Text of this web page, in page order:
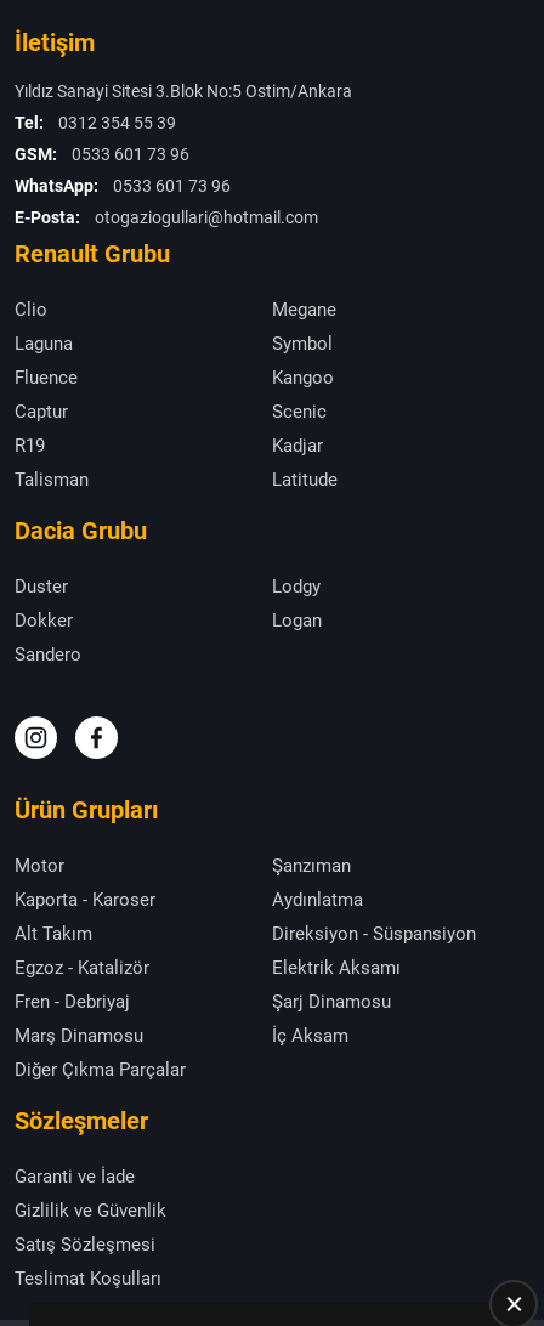
İletişim
Yıldız Sanayi Sitesi 3.Blok No:5 Ostim/Ankara
Tel:
0312 354 55 39
GSM:
0533 601 73 96
WhatsApp:
0533 601 73 96
E-Posta:
otogaziogullari@hotmail.com
Renault Grubu
Clio
Megane
Laguna
Symbol
Fluence
Kangoo
Captur
Scenic
R19
Kadjar
Talisman
Latitude
Dacia Grubu
Duster
Lodgy
Dokker
Logan
Sandero
Ürün Grupları
Motor
Şanzıman
Kaporta - Karoser
Aydınlatma
Alt Takım
Direksiyon - Süspansiyon
Egzoz - Katalizör
Elektrik Aksamı
Fren - Debriyaj
Şarj Dinamosu
Marş Dinamosu
İç Aksam
Diğer Çıkma Parçalar
Sözleşmeler
Garanti ve İade
Gizlilik ve Güvenlik
Satış Sözleşmesi
Teslimat Koşulları